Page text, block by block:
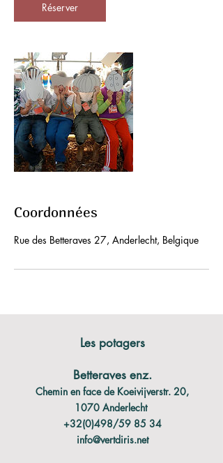
Réserver
Coordonnées
Rue des Betteraves 27, Anderlecht, Belgique
Les potagers
Betteraves enz.
Chemin en face de Koeivijverstr. 20,
1070 Anderlecht
+32(0)498/59 85 34
info@vertdiris.net